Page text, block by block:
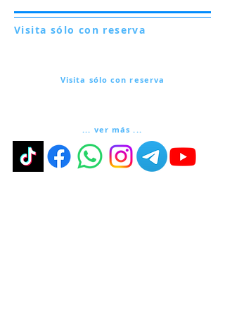
Visita sólo con reserva
... ver más ...
Visita sólo con reserva